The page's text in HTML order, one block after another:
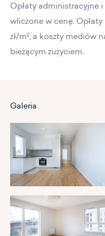
Opłaty administracyjne i
wliczone w cenę.
zł/m², a koszty mediów
bieżącym zużyciem.
Galeria